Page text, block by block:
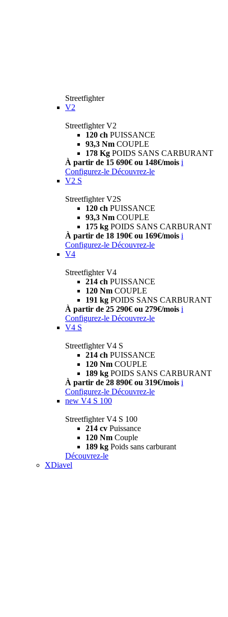
Streetfighter
V2
Streetfighter V2
120 ch PUISSANCE
93,3 Nm COUPLE
178 Kg POIDS SANS CARBURANT
À partir de 15 690€ ou 148€/mois i
Configurez-le Découvrez-le
V2 S
Streetfighter V2S
120 ch PUISSANCE
93,3 Nm COUPLE
175 kg POIDS SANS CARBURANT
À partir de 18 190€ ou 169€/mois i
Configurez-le Découvrez-le
V4
Streetfighter V4
214 ch PUISSANCE
120 Nm COUPLE
191 kg POIDS SANS CARBURANT
À partir de 25 290€ ou 279€/mois i
Configurez-le Découvrez-le
V4 S
Streetfighter V4 S
214 ch PUISSANCE
120 Nm COUPLE
189 kg POIDS SANS CARBURANT
À partir de 28 890€ ou 319€/mois i
Configurez-le Découvrez-le
new V4 S 100
Streetfighter V4 S 100
214 cv Puissance
120 Nm Couple
189 kg Poids sans carburant
Découvrez-le
XDiavel